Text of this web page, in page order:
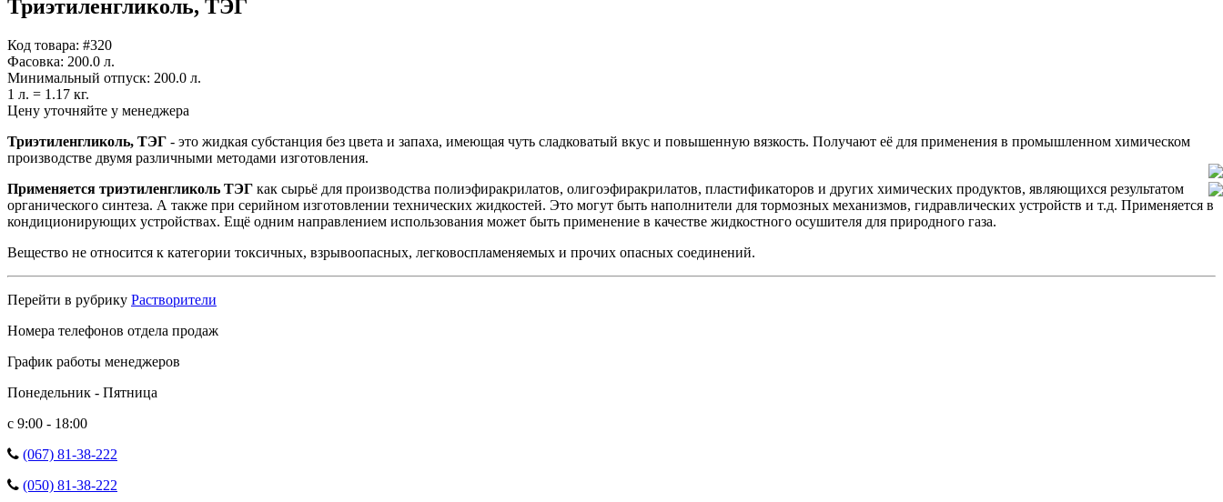
Триэтиленгликоль, ТЭГ
Код товара: #320
Фасовка: 200.0 л.
Минимальный отпуск: 200.0 л.
1 л. = 1.17 кг.
Цену уточняйте у менеджера
Триэтиленгликоль, ТЭГ - это жидкая субстанция без цвета и запаха, имеющая чуть сладковатый вкус и повышенную вязкость. Получают её для применения в промышленном химическом
производстве двумя различными методами изготовления.
Применяется триэтиленгликоль ТЭГ как сырьё для производства полиэфиракрилатов, олигоэфиракрилатов, пластификаторов и других химических продуктов, являющихся результатом
органического синтеза. А также при серийном изготовлении технических жидкостей. Это могут быть наполнители для тормозных механизмов, гидравлических устройств и т.д. Применяется в
кондиционирующих устройствах. Ещё одним направлением использования может быть применение в качестве жидкостного осушителя для природного газа.
Вещество не относится к категории токсичных, взрывоопасных, легковоспламеняемых и прочих опасных соединений.
Перейти в рубрику Растворители
Номера телефонов отдела продаж
График работы менеджеров
Понедельник - Пятница
с 9:00 - 18:00
(067) 81-38-222
(050) 81-38-222